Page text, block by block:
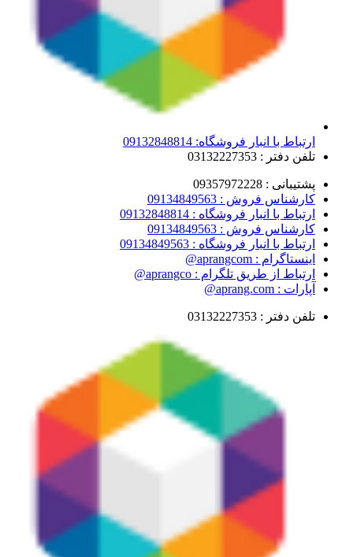
ارتباط با انبار فروشگاه: 09132848814
تلفن دفتر : 03132227353
پشتیبانی : 09357972228
کارشناس فروش : 09134849563
ارتباط با انبار فروشگاه : 09132848814
کارشناس فروش : 09134849563
ارتباط با انبار فروشگاه : 09134849563
اینستاگرام : aprangcom@
ارتباط از طریق تلگرام : aprangco@
آپارات : aprang.com@
تلفن دفتر : 03132227353